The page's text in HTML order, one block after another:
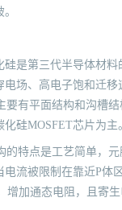
硅是第三代半导体材
电场、高电子饱和迁
要有平面结构和沟槽
硅MOSFET芯片为主
的特点是工艺简单，
电流被限制在靠近P体
增加通态电阻，且寄生